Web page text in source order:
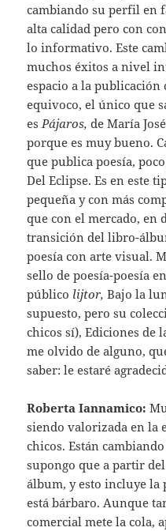
cambiando su perfil en
alta calidad pero con
lo informativo. Este
muchos éxitos a nivel
espacio a la publicación
equivoco, el único que
esPájaros, de María
porque es muy bueno.
que publica poesía,
Del Eclipse. Es en este
pequeña y con más
que con el mercado, en
transición del libro-
poesía con arte visual.
sello de poesía-poesía
público lijtor, Bajo la
supuesto, pero su
chicos sí), Ediciones de
me olvido de alguno,
saber: le estaré
Roberta Iannamico:
siendo valorizada en la
chicos. Están
supongo que a partir
álbum, y esto incluye la
está bárbaro. Aunque
comercial mete la cola,